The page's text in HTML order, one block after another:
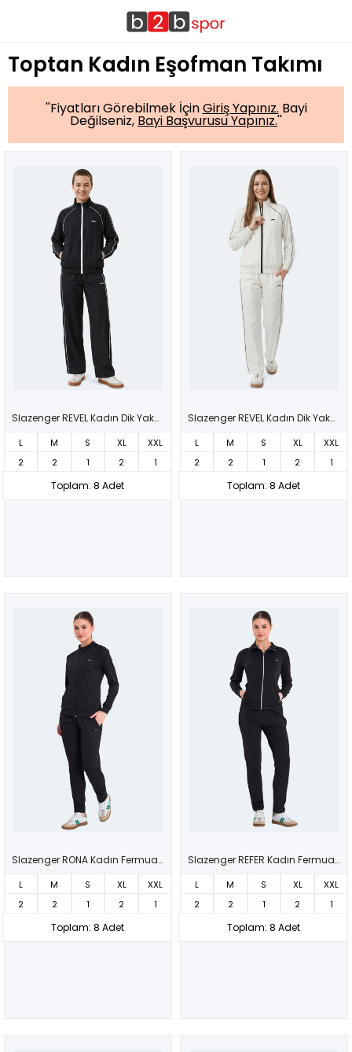
Toptan Kadın Eşofman Takımı
''Fiyatları Görebilmek İçinGiriş Yapınız. Bayi
Değilseniz, Bayi Başvurusu Yapınız.''
Slazenger REVEL Kadın Dik Yaka Fermuarlı Siyah Eşofman Takımı
L M S XL
XXL
2
2 1 2 1
Toplam: 8 Adet
Slazenger REVEL Kadın Dik Yaka Fermuarlı Kemik Eşofman Takımı
L M S XL
XXL
2
2 1 2 1
Toplam: 8 Adet
Slazenger RONA Kadın Fermuarlı Dik Yaka Cepli Siyah Eşofman Takımı
L M S XL
XXL
2
2 1 2 1
Toplam: 8 Adet
Slazenger REFER Kadın Fermuarlı Dik Yaka Cepli Siyah Eşofman Takımı
L M S XL
XXL
2
2 1 2 1
Toplam: 8 Adet